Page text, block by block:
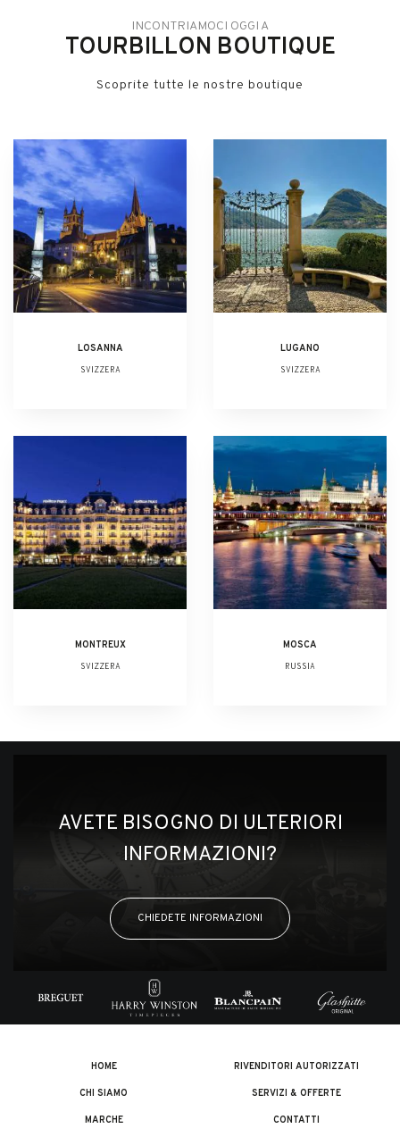
INCONTRIAMOCI OGGI A
TOURBILLON BOUTIQUE
Scoprite tutte le nostre boutique
LOSANNA
SVIZZERA
LUGANO
SVIZZERA
MONTREUX
SVIZZERA
MOSCA
RUSSIA
AVETE BISOGNO DI ULTERIORI
INFORMAZIONI?
CHIEDETE INFORMAZIONI
HOME
CHI SIAMO
MARCHE
RIVENDITORI AUTORIZZATI
SERVIZI & OFFERTE
CONTATTI